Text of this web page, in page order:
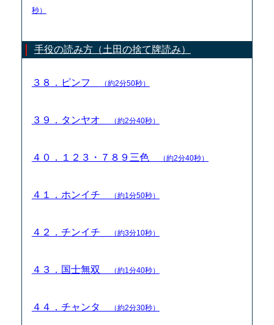
秒）
手役の読み方（土田の捨て牌読み）
３８．ピンフ （約2分50秒）
３９．タンヤオ （約2分40秒）
４０．１２３・７８９三色 （約2分40秒）
４１．ホンイチ （約1分50秒）
４２．チンイチ （約3分10秒）
４３．国士無双 （約1分40秒）
４４．チャンタ （約2分30秒）